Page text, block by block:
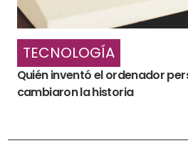
TECNOLOGÍA
Quién inventó el ordenador
cambiaron la historia